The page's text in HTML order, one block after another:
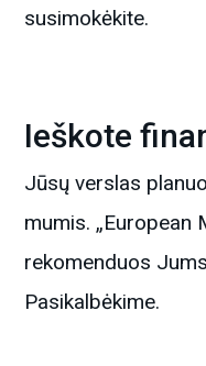
susimokėkite.
Ieškote
Jūsų verslas
mumis. „European
rekomenduos
Pasikalbėkime.